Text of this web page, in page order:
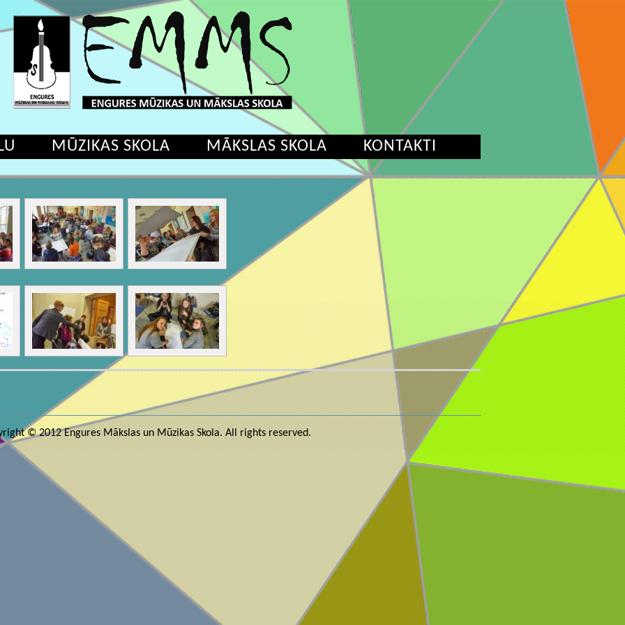
MŪZIKAS SKOLA MĀKSLAS SKOLA KONTAKTI
© 2012 Engures Mākslas un Mūzikas Skola. All rights reserved.